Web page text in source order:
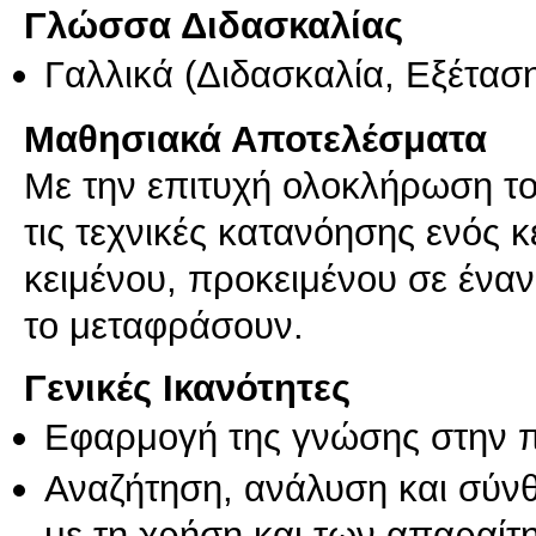
Γλώσσα Διδασκαλίας
Γαλλικά (Διδασκαλία,
Μαθησιακά Αποτελέσματα
Με την επιτυχή ολοκλήρωση
τις τεχνικές κατανόησης ενός
κειμένου, προκειμένου σε
το μεταφράσουν.
Γενικές Ικανότητες
Εφαρμογή της γνώσης στην
Αναζήτηση, ανάλυση και